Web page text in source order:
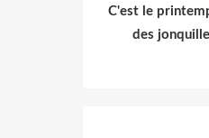
C'est le
des